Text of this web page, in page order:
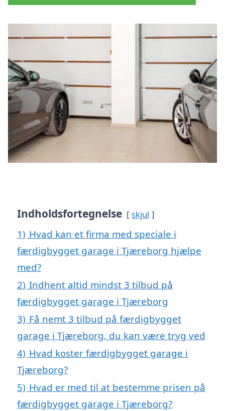
Indholdsfortegnelse skjul
1) Hvad kan et firma med speciale i
færdigbygget garage i Tjæreborg hjælpe
med?
2) Indhent altid mindst 3 tilbud på
færdigbygget garage i Tjæreborg
3) Få nemt 3 tilbud på færdigbygget
garage i Tjæreborg, du kan være tryg ved
4) Hvad koster færdigbygget garage i
Tjæreborg?
5) Hvad er med til at bestemme prisen på
færdigbygget garage i Tjæreborg?